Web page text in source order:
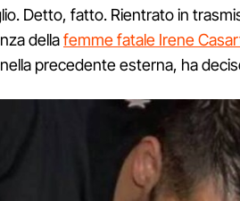
Detto, fatto. Rientrato in
dellafemme fatale Irene
precedente esterna, ha